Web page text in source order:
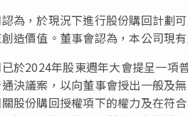
為，於現況下進行股份購回計劃
造價值。董事會認為，本公司現
於2024年股東週年大會提呈一項
決議案，以向董事會授出一般及
股份購回授權項下的權力及在符